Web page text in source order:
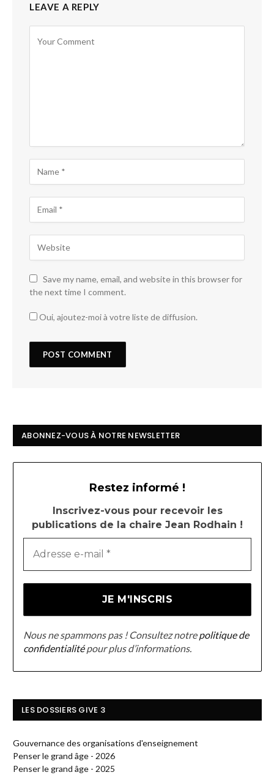
LEAVE A REPLY
Save my name, email, and website in this browser for
the next time I comment.
Oui, ajoutez-moi à votre liste de diffusion.
ABONNEZ-VOUS À NOTRE NEWSLETTER
Restez informé !
Inscrivez-vous pour recevoir les
publications de la chaire Jean Rodhain !
Nous ne spammons pas ! Consultez notrepolitique de
confidentialitépour plus d’informations.
LES DOSSIERS GIVE 3
Gouvernance des organisations d'enseignement
Penser le grand âge - 2026
Penser le grand âge - 2025